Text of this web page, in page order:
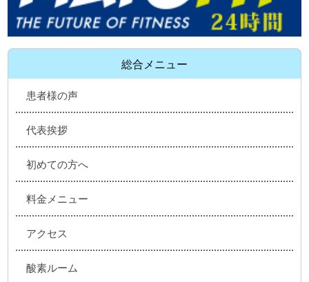
総合メニュー
患者様の声
代表挨拶
初めての方へ
料金メニュー
アクセス
酸素ルーム